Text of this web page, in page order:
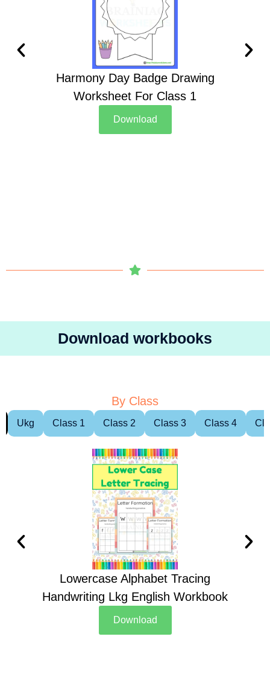
Harmony Day Badge Drawing
Worksheet For Class 1
Download
Download workbooks
By Class
Ukg Class 1 Class 2 Class 3 Class 4
Lowercase Alphabet Tracing
Handwriting Lkg English Workbook
Download